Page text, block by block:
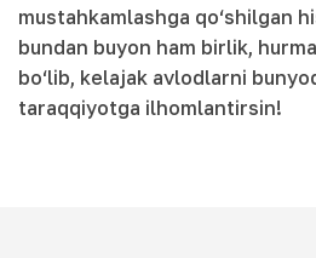
mustahkamlashga qo‘shilgan
bundan buyon ham birlik,
bo‘lib, kelajak avlodlarni
taraqqiyotga ilhomlantirsin!